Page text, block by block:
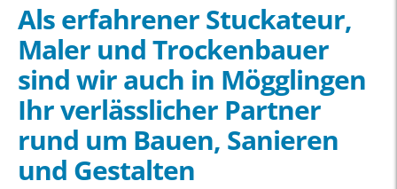
Als erfahrenerStuckateur,
Maler undTrockenbauer
sind wir auch in Mögglingen
Ihr verlässlicher Partner
rund um Bauen, Sanieren
und Gestalten